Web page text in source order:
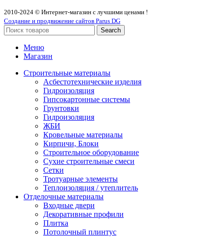
2010-2024 © Интернет-магазин с лучшими ценами !
Создание и продвижение сайтов Parus DG
Search
Меню
Магазин
Строительные материалы
Асбестотехнические изделия
Гидроизоляция
Гипсокартонные системы
Грунтовки
Гидроизоляция
ЖБИ
Кровельные материалы
Кирпичи, Блоки
Строительное оборудование
Сухие строительные смеси
Сетки
Тротуарные элементы
Теплоизоляция / утеплитель
Отделочные материалы
Входные двери
Декоративные профили
Плитка
Потолочный плинтус